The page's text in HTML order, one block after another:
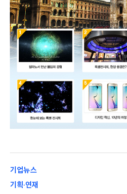
기업뉴스
기획·연재